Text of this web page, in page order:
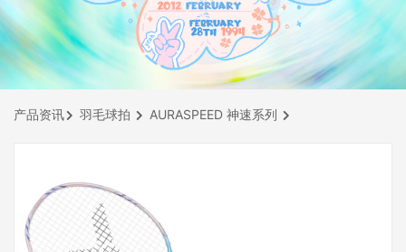
产品资讯 羽毛球拍 AURASPEED 神速系列